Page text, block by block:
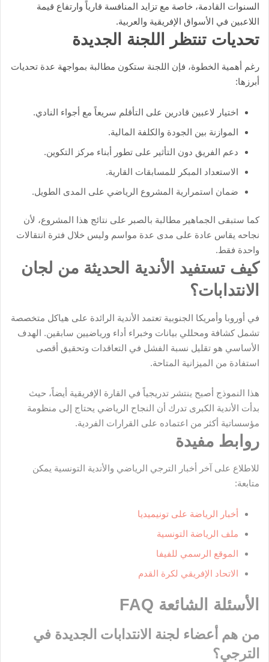
السنوات القادمة، خاصة مع تزايد المنافسة قارياً وارتفاع قيمة
اللاعبين في الأسواق الإفريقية والعربية.
تحديات تنتظر اللجنة الجديدة
رغم أهمية الخطوة، فإن اللجنة ستكون مطالبة بمواجهة عدة تحديات
أبرزها:
اختيار لاعبين قادرين على التأقلم سريعاً مع أجواء النادي.
الموازنة بين الجودة والكلفة المالية.
دعم الفريق دون التأثير على تطور أبناء مركز التكوين.
الاستعداد المبكر للمسابقات القارية.
ضمان استمرارية المشروع الرياضي على المدى الطويل.
كما ستبقى الجماهير مطالبة بالصبر على نتائج هذا المشروع، لأن
نجاحه يقاس عادة على مدى عدة مواسم وليس خلال فترة انتقالات
واحدة فقط.
كيف تستفيد الأندية الحديثة من لجان
الانتدابات؟
في أوروبا وأمريكا الجنوبية تعتمد الأندية الرائدة على هياكل متخصصة
تشمل كشافة ومحللي بيانات وخبراء أداء ورياضيين سابقين. الهدف
الأساسي هو تقليل نسبة الفشل في التعاقدات وتحقيق أقصى
استفادة من الميزانية المتاحة.
هذا النموذج أصبح ينتشر تدريجياً في القارة الإفريقية أيضاً، حيث
بدأت الأندية الكبرى تدرك أن النجاح الرياضي يحتاج إلى منظومة
مؤسساتية أكثر من اعتماده على القرارات الفردية.
روابط مفيدة
للاطلاع على آخر أخبار الترجي الرياضي والأندية التونسية يمكن
متابعة:
أخبار الرياضة على تونيميديا
ملف الرياضة التونسية
الموقع الرسمي للفيفا
الاتحاد الإفريقي لكرة القدم
الأسئلة الشائعة FAQ
من هم أعضاء لجنة الانتدابات الجديدة في
الترجي؟